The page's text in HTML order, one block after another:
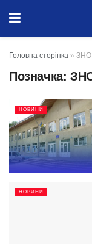
Головна сторінка » ЗНО
Позначка:
НОВИНИ
НОВИНИ